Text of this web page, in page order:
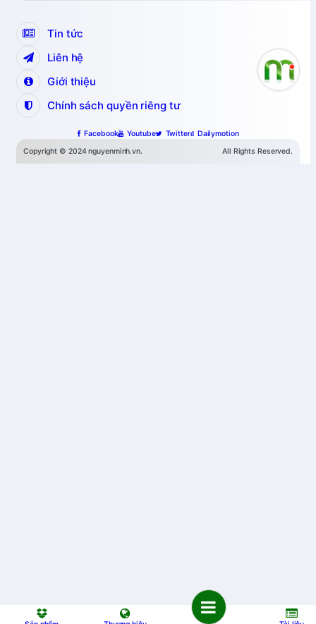
Tin tức
Liên hệ
Giới thiệu
Chính sách quyền riêng tư
Facebook Youtube Twitter
Dailymotion
Copyright © 2024 nguyenminh.vn.
All Rights Reserved.